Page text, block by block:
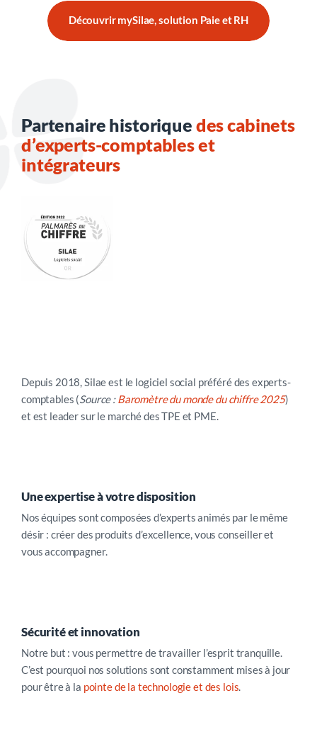
Découvrir mySilae, solution Paie et RH
Partenaire historique des cabinets
d’experts-comptables et
intégrateurs
Depuis 2018, Silae est le logiciel social préféré des experts-
comptables (Source :Baromètre du monde du chiffre 2025)
et est leader sur le marché des TPE et PME.
Une expertise à votre disposition
Nos équipes sont composées d’experts animés par le même
désir : créer des produits d’excellence, vous conseiller et
vous accompagner.
Sécurité et innovation
Notre but : vous permettre de travailler l’esprit tranquille.
C’est pourquoi nos solutions sont constamment mises à jour
pour être à la pointe de la technologie et des lois.